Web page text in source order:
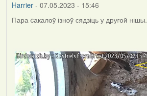
Harrier- 07.05.2023 - 15:46
Пара cакалоў ізноў сядзіць у другой нішы.